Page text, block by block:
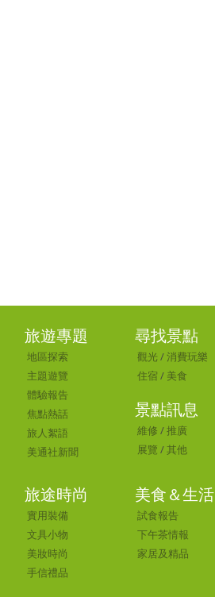
旅遊專題
地區探索
主題遊覽
體驗報告
焦點熱話
旅人絮語
美通社新聞
尋找景點
觀光 /消費玩樂
住宿 / 美食
景點訊息
維修 /推廣
展覽 /其他
旅途時尚
實用裝備
文具小物
美妝時尚
手信禮品
美食＆生活
試食報告
下午茶情報
家居及精品